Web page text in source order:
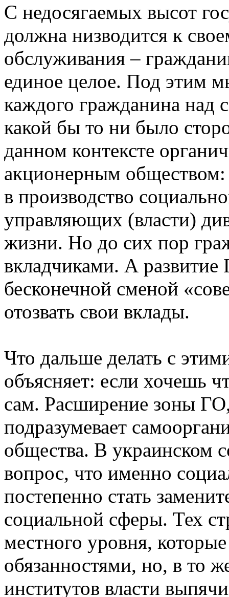
С недосягаемых высот
должна низводится к
обслуживания –
единое целое. Под этим
каждого гражданина над
какой бы то ни было
данном контексте
акционерным обществом:
в производство
управляющих (власти)
жизни. Но до сих пор
вкладчиками. А развитие
бесконечной сменой
отозвать свои вклады.
Что дальше делать с
объясняет: если хочешь
сам. Расширение зоны
подразумевает
общества. В украинском
вопрос, что именно
постепенно стать
социальной сферы. Тех
местного уровня,
обязанностями, но, в то
институтов власти